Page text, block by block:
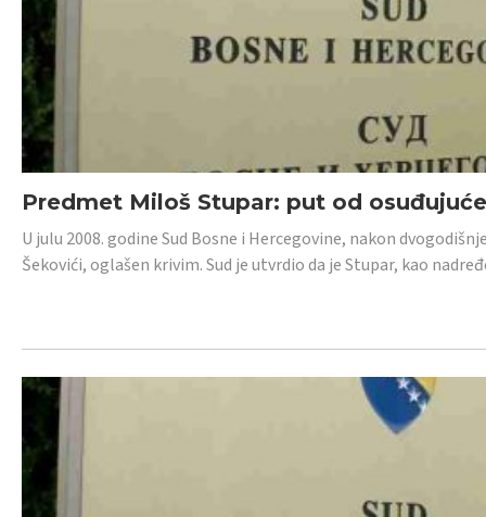
Predmet Miloš Stupar: put od
U julu 2008. godine Sud Bosne i Hercegovine, nakon
Šekovići, oglašen krivim. Sud je utvrdio da je Stupar, kao